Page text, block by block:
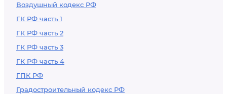
Воздушный кодекс РФ
ГК РФ часть 1
ГК РФ часть 2
ГК РФ часть 3
ГК РФ часть 4
ГПК РФ
Градостроительный кодекс РФ